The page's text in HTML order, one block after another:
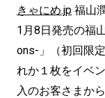
きゃにめ.jp 福山
1月8日発売の福
ons-」（初回限
れか１枚をイベ
入のお客さまか